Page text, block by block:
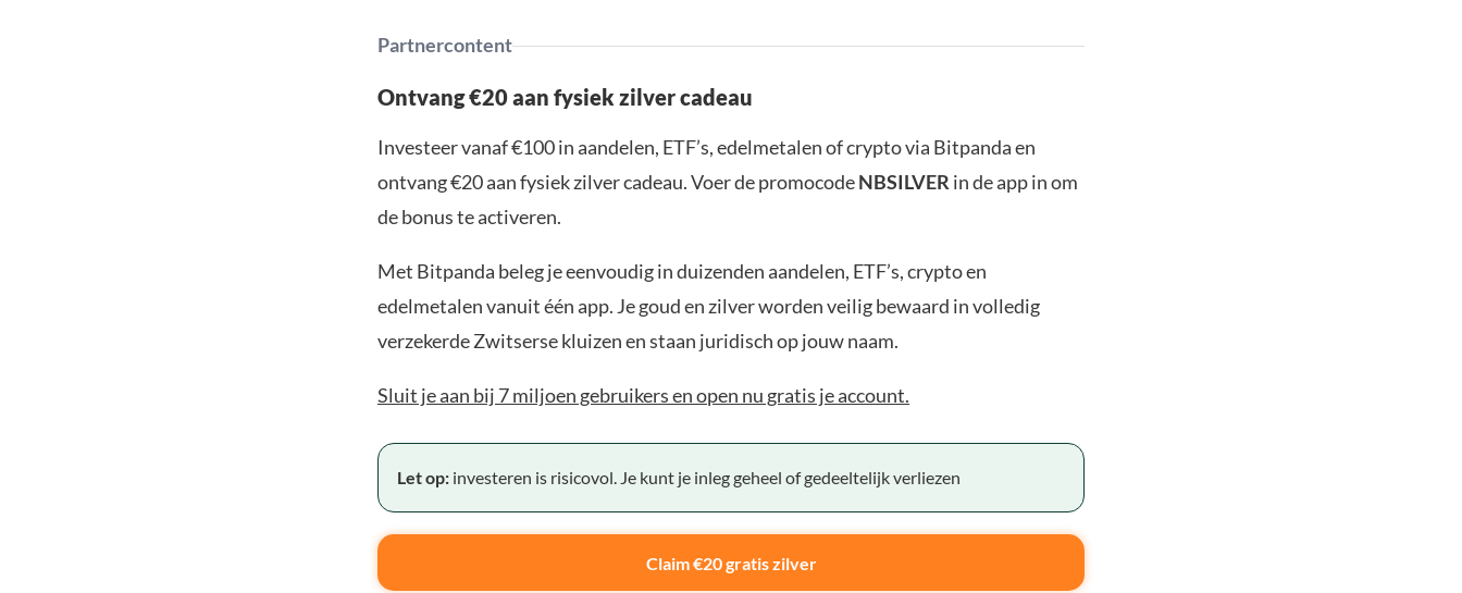
Partnercontent
Ontvang €20 aan fysiek zilver cadeau
Investeer vanaf €100 in aandelen, ETF’s, edelmetalen of crypto via Bitpanda en
ontvang €20 aan fysiek zilver cadeau. Voer de promocodeNBSILVER in de app in om
de bonus te activeren.
Met Bitpanda beleg je eenvoudig in duizenden aandelen, ETF’s, crypto en
edelmetalen vanuit één app. Je goud en zilver worden veilig bewaard in volledig
verzekerde Zwitserse kluizen en staan juridisch op jouw naam.
Sluit je aan bij 7 miljoen gebruikers en open nu gratis je account.
Let op: investeren is risicovol. Je kunt je inleg geheel of gedeeltelijk verliezen
Claim €20 gratis zilver